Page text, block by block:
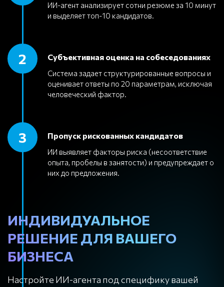
ИИ-агент анализирует сотни резюме за 10 минут
и выделяет топ-10 кандидатов.
2 Субъективная оценка на собеседованиях
Система задает структурированные вопросы и
оценивает ответы по 20 параметрам, исключая
человеческий фактор.
3 Пропуск рискованных кандидатов
ИИ выявляет факторы риска (несоответствие
опыта, пробелы в занятости) и предупреждает о
них до предложения.
ИНДИВИДУАЛЬНОЕ
РЕШЕНИЕ ДЛЯ ВАШЕГО
БИЗНЕСА
Настройте ИИ-агента под специфику вашей